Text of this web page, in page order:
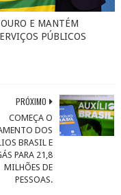
E MANTÉM
PÚBLICOS
PRÓXIMO
COMEÇA O
DOS
BRASIL E
PARA 21,8
MILHÕES DE
PESSOAS.